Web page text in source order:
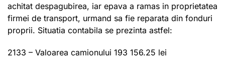
achitat despagubirea, iar epava a ramas in proprietatea
firmei de transport, urmand sa fie reparata din fonduri
proprii. Situatia contabila se prezinta astfel:
2133 – Valoarea camionului 193 156.25 lei